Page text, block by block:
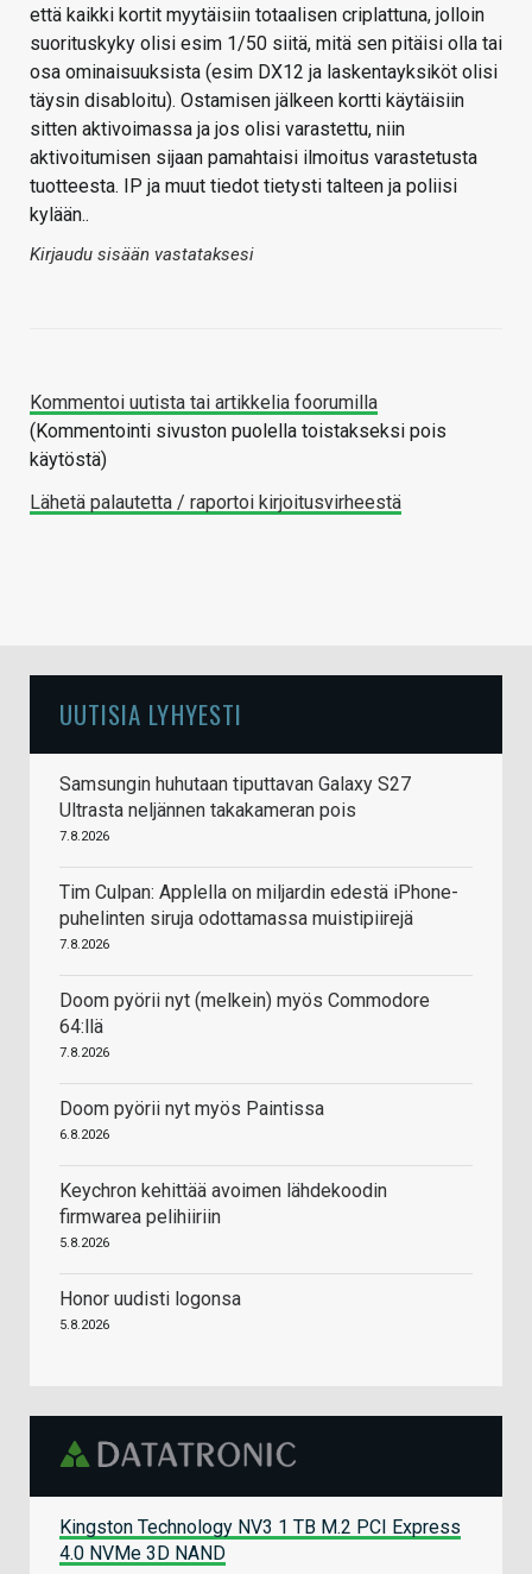
että kaikki kortit myytäisiin totaalisen criplattuna, jolloin
suorituskyky olisi esim 1/50 siitä, mitä sen pitäisi olla tai
osa ominaisuuksista (esim DX12 ja laskentayksiköt olisi
täysin disabloitu). Ostamisen jälkeen kortti käytäisiin
sitten aktivoimassa ja jos olisi varastettu, niin
aktivoitumisen sijaan pamahtaisi ilmoitus varastetusta
tuotteesta. IP ja muut tiedot tietysti talteen ja poliisi
kylään..
Kirjaudu sisään vastataksesi
Kommentoi uutista tai artikkelia foorumilla
(Kommentointi sivuston puolella toistakseksi pois
käytöstä)
Lähetä palautetta / raportoi kirjoitusvirheestä
UUTISIA LYHYESTI
Samsungin huhutaan tiputtavan Galaxy S27
Ultrasta neljännen takakameran pois
7.8.2026
Tim Culpan: Applella on miljardin edestä iPhone-
puhelinten siruja odottamassa muistipiirejä
7.8.2026
Doom pyörii nyt (melkein) myös Commodore
64:llä
7.8.2026
Doom pyörii nyt myös Paintissa
6.8.2026
Keychron kehittää avoimen lähdekoodin
firmwarea pelihiiriin
5.8.2026
Honor uudisti logonsa
5.8.2026
Kingston Technology NV3 1 TB M.2 PCI Express
4.0 NVMe 3D NAND